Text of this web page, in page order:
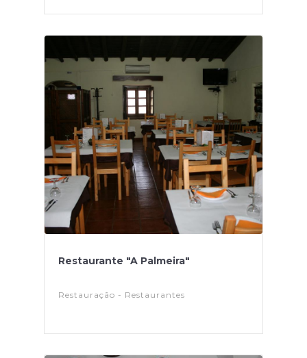
Restaurante "A Palmeira"
Restauração - Restaurantes